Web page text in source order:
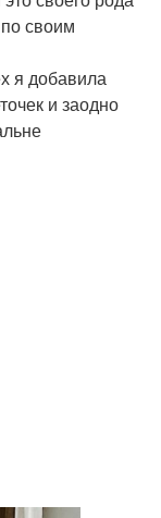
своим
я добавила
и заодно